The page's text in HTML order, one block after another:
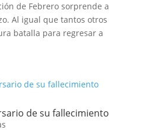
de Febrero sorprende a
Al igual que tantos otros
batalla para regresar a
de su fallecimiento